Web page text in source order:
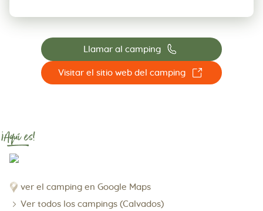
Llamar al camping 📞
Visitar el sitio web del camping ☐
¡Aquí es!
ver el camping en Google Maps
Ver todos los campings (Calvados)